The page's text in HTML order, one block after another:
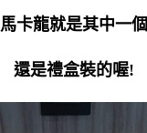
馬卡龍就是其中一個
還是禮盒裝的喔!